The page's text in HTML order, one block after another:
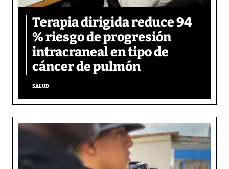
Terapia dirigida reduce 94
% riesgo de progresión
intracraneal en tipo de
cáncer de pulmón
SALUD